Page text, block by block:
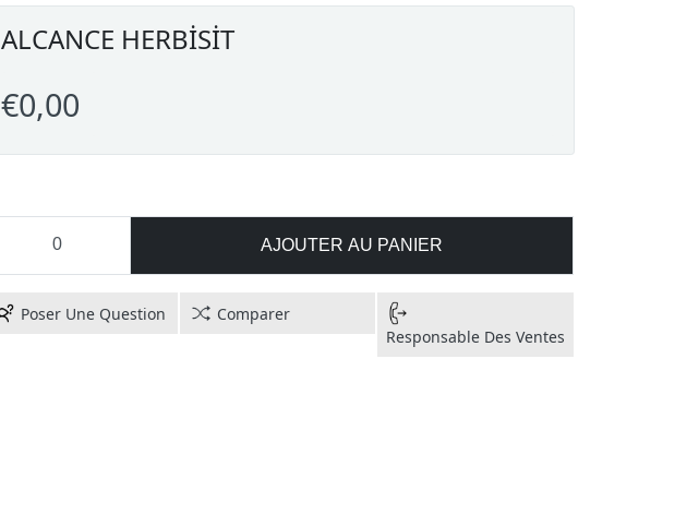
ALCANCE HERBİSİT
€0,00
AJOUTER AU PANIER
Poser Une Question
Comparer
Responsable Des Ventes